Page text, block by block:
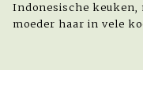
Indonesische keuken,
moeder haar in vele